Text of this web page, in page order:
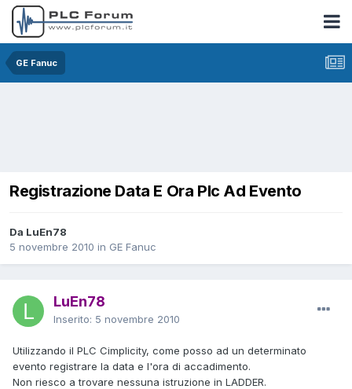
GE Fanuc
Registrazione Data E Ora Plc Ad Evento
Da LuEn78
5 novembre 2010 in GE Fanuc
LuEn78
Inserito: 5 novembre 2010
Utilizzando il PLC Cimplicity, come posso ad un determinato
evento registrare la data e l'ora di accadimento.
Non riesco a trovare nessuna istruzione in LADDER.